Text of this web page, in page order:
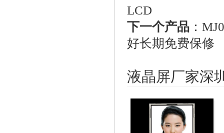
LCD
下一个产品 ：
好长期免费保修
液晶屏厂家深